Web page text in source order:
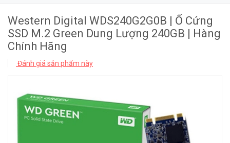
Western Digital WDS240G2G0B | Ổ Cứng
SSD M.2 Green Dung Lượng 240GB | Hàng
Chính Hãng
Đánh giá sản phẩm này